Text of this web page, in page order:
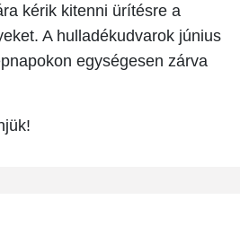
kérik kitenni ürítésre a
A hulladékudvarok június
egységesen zárva